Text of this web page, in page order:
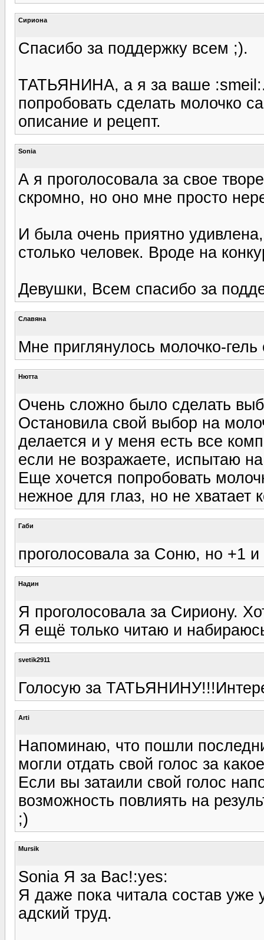
Сириона
Спасибо за поддержку всем ;).
ТАТЬЯНИНА, а я за ваше
попробовать сделать молочко
описание и рецепт.
Sonia
А я проголосовала за свое
скромно, но оно мне просто
И была очень приятно
столько человек. Вроде на
Девушки, Всем спасибо за
Славяна
Мне приглянулось молочко-
Нютта
Очень сложно было сделать
Остановила свой выбор на
делается и у меня есть все
если не возражаете, испытаю
Еще хочется попробовать
нежное для глаз, но не хватает
Габи
проголосовала за Соню, но +1
Надин
Я проголосовала за Сириону.
Я ещё только читаю и
svetik2911
Голосую за
Arti
Напоминаю, что пошли
могли отдать свой голос за
Если вы затаили свой голос
возможность повлиять на
;)
Mursik
Sonia Я за Вас!:yes:
Я даже пока читала состав
адский труд.